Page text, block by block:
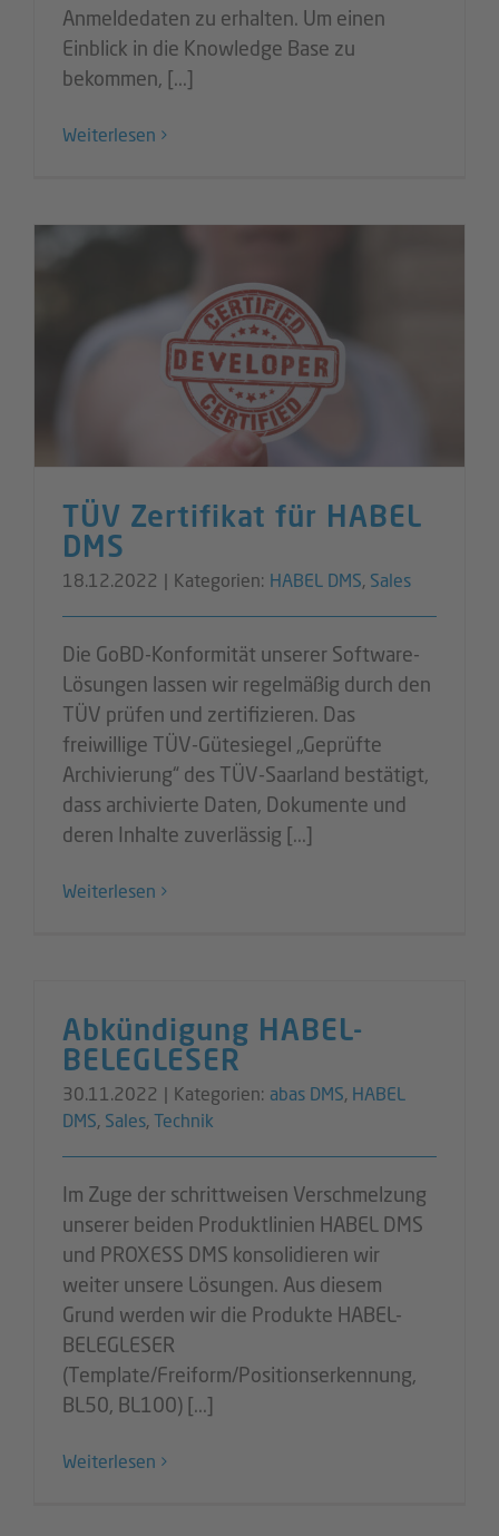
Anmeldedaten zu erhalten. Um einen
Einblick in die Knowledge Base zu
bekommen, [...]
Weiterlesen
TÜV Zertifikat für HABEL
DMS
18.12.2022 | Kategorien: HABEL DMS, Sales
Die GoBD-Konformität unserer Software-
Lösungen lassen wir regelmäßig durch den
TÜV prüfen und zertifizieren. Das
freiwillige TÜV-Gütesiegel „Geprüfte
Archivierung“ des TÜV-Saarland bestätigt,
dass archivierte Daten, Dokumente und
deren Inhalte zuverlässig [...]
Weiterlesen
Abkündigung HABEL-
BELEGLESER
30.11.2022 | Kategorien: abas DMS, HABEL
DMS, Sales,Technik
Im Zuge der schrittweisen Verschmelzung
unserer beiden Produktlinien HABEL DMS
und PROXESS DMS konsolidieren wir
weiter unsere Lösungen. Aus diesem
Grund werden wir die Produkte HABEL-
BELEGLESER
(Template/Freiform/Positionserkennung,
BL50, BL100) [...]
Weiterlesen